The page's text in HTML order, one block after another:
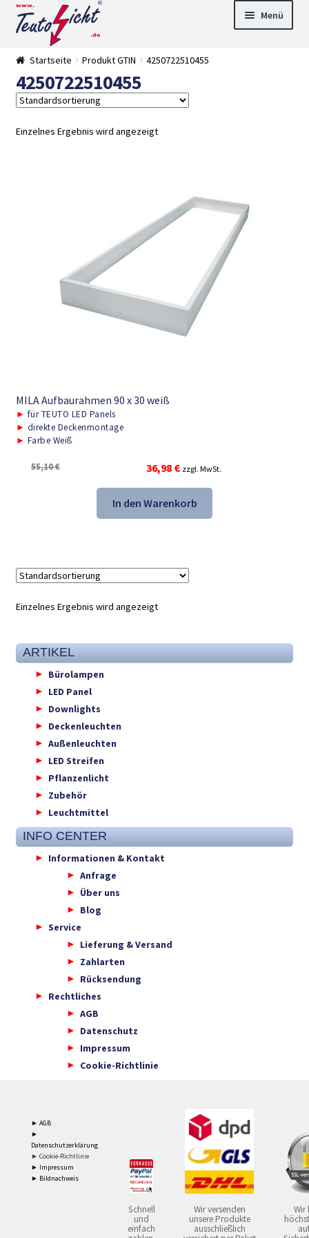
Zur
Navigation
springen
Springe
zum
Menü
Startseite Produkt GTIN 4250722510455
4250722510455
Einzelnes Ergebnis wird angezeigt
MILA Aufbaurahmen 90 x 30 weiß
► für TEUTO LED Panels
► direkte Deckenmontage
► Farbe Weiß
55,10€
Ursprünglicher
Preis
war:
55,10 €
36,98 €Aktueller
Preis
ist:
36,98 €.
zzgl. MwSt.
In den Warenkorb
Einzelnes Ergebnis wird angezeigt
ARTIKEL
Bürolampen
LED Panel
Downlights
Deckenleuchten
Außenleuchten
LED Streifen
Pflanzenlicht
Zubehör
Leuchtmittel
INFO CENTER
Informationen & Kontakt
Anfrage
Über uns
Blog
Service
Lieferung & Versand
Zahlarten
Rücksendung
Rechtliches
AGB
Datenschutz
Impressum
Cookie-Richtlinie
► AGB
►
Datenschutzerklärung
► Cookie-Richtlinie
► Impressum
► Bildnachweis
Schnell
und
einfach
Wir versenden
unsere Produkte
ausschließlich
Wir